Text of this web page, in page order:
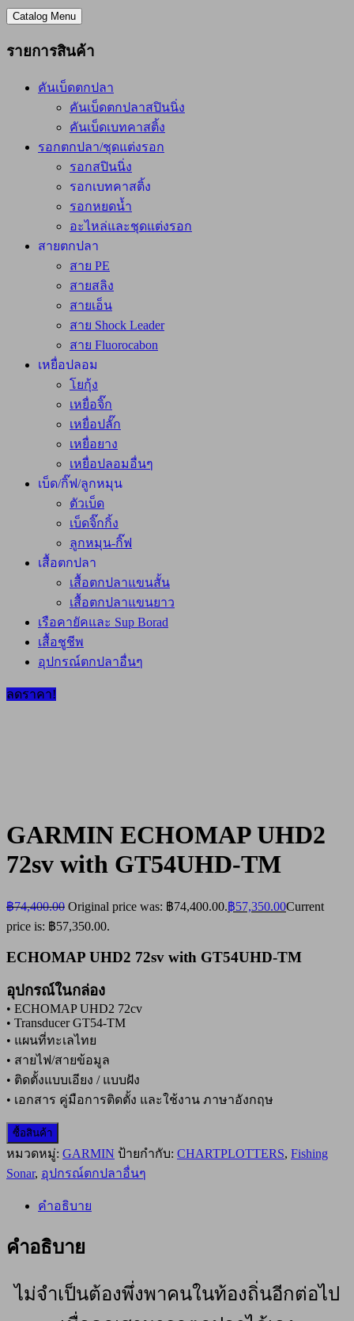
Catalog Menu
รายการสินค้า
คันเบ็ดตกปลา
คันเบ็ดตกปลาสปินนิ่ง
คันเบ็ดเบทคาสติ้ง
รอกตกปลา/ชุดแต่งรอก
รอกสปินนิ่ง
รอกเบทคาสติ้ง
รอกหยดน้ำ
อะไหล่และชุดแต่งรอก
สายตกปลา
สาย PE
สายสลิง
สายเอ็น
สาย Shock Leader
สาย Fluorocabon
เหยื่อปลอม
โยกุ้ง
เหยื่อจิ๊ก
เหยื่อปลั๊ก
เหยื่อยาง
เหยื่อปลอมอื่นๆ
เบ็ด/กิ๊ฟ/ลูกหมุน
ตัวเบ็ด
เบ็ดจิ๊กกิ้ง
ลูกหมุน-กิ๊ฟ
เสื้อตกปลา
เสื้อตกปลาแขนสั้น
เสื้อตกปลาแขนยาว
เรือคายัคและ Sup Borad
เสื้อชูชีพ
อุปกรณ์ตกปลาอื่นๆ
ลดราคา!
GARMIN ECHOMAP UHD2
72sv with GT54UHD-TM
฿74,400.00 Original price was: ฿74,400.00.฿57,350.00Current
price is: ฿57,350.00.
ECHOMAP UHD2 72sv with GT54UHD-TM
อุปกรณ์ในกล่อง
• ECHOMAP UHD2 72cv
• Transducer GT54-TM
• แผนที่ทะเลไทย
• สายไฟ/สายข้อมูล
• ติดตั้งแบบเอียง / แบบฝัง
• เอกสาร คู่มือการติดตั้ง และใช้งาน ภาษาอังกฤษ
ซื้อสินค้า
หมวดหมู่: GARMIN ป้ายกำกับ: CHARTPLOTTERS, Fishing
Sonar, อุปกรณ์ตกปลาอื่นๆ
คำอธิบาย
คำอธิบาย
ไม่จำเป็นต้องพึ่งพาคนในท้องถิ่นอีกต่อไป